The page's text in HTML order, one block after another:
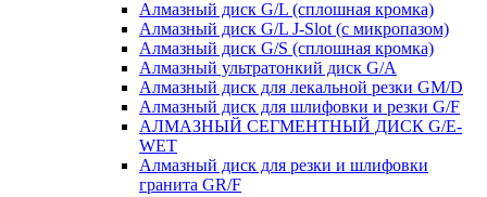
Алмазный диск G/L (сплошная кромка)
Алмазный диск G/L J-Slot (с микропазом)
Алмазный диск G/S (сплошная кромка)
Алмазный ультратонкий диск G/A
Алмазный диск для лекальной резки GM/D
Алмазный диск для шлифовки и резки G/F
АЛМАЗНЫЙ СЕГМЕНТНЫЙ ДИСК G/E-
WET
Алмазный диск для резки и шлифовки
гранита GR/F